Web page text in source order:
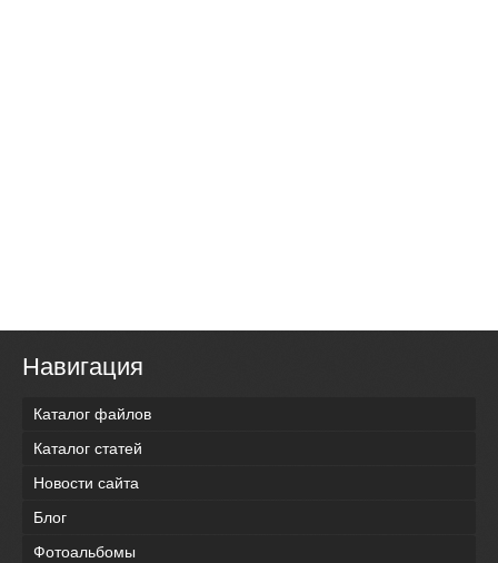
Навигация
Каталог файлов
Каталог статей
Новости сайта
Блог
Фотоальбомы